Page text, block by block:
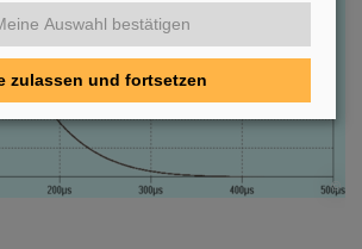
©
Auswahl bestätigen
zulassen und fortsetzen